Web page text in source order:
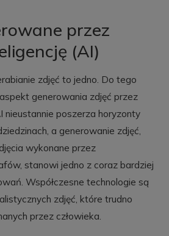
przez
(AI)
zdjęć to jedno. Do tego
generowania zdjęć przez
nieustannie poszerza horyzonty
a generowanie zdjęć,
wykonane przez
stanowi jedno z coraz bardziej
Współczesne technologie są
zdjęć, które trudno
przez człowieka.